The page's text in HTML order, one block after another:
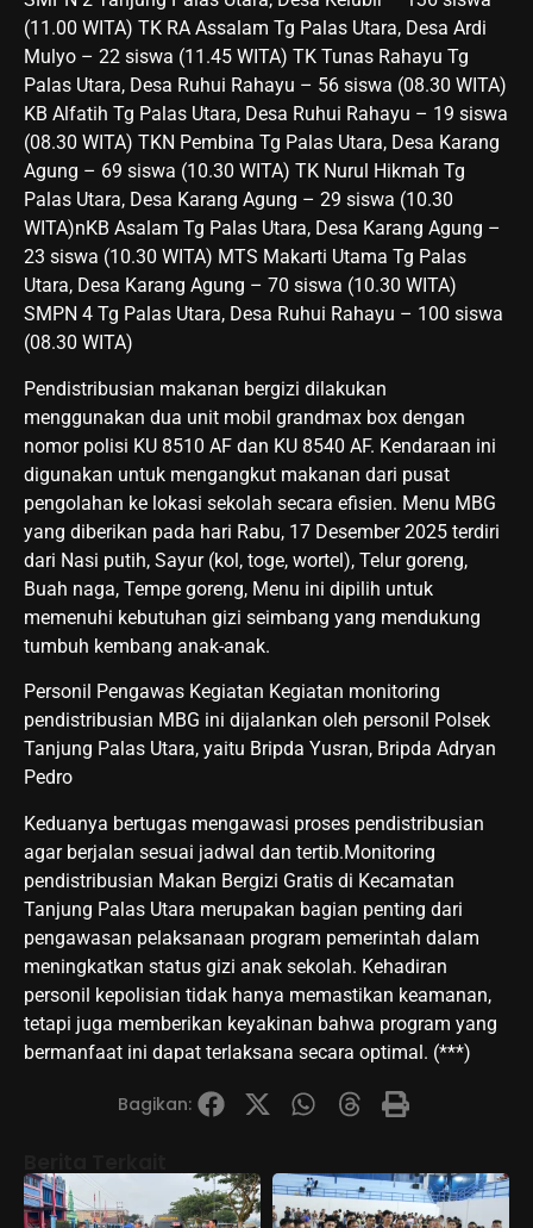
(11.00 WITA) TK RA Assalam Tg Palas Utara, Desa Ardi
Mulyo – 22 siswa (11.45 WITA) TK Tunas Rahayu Tg
Palas Utara, Desa Ruhui Rahayu – 56 siswa (08.30 WITA)
KB Alfatih Tg Palas Utara, Desa Ruhui Rahayu – 19 siswa
(08.30 WITA) TKN Pembina Tg Palas Utara, Desa Karang
Agung – 69 siswa (10.30 WITA) TK Nurul Hikmah Tg
Palas Utara, Desa Karang Agung – 29 siswa (10.30
WITA)nKB Asalam Tg Palas Utara, Desa Karang Agung –
23 siswa (10.30 WITA) MTS Makarti Utama Tg Palas
Utara, Desa Karang Agung – 70 siswa (10.30 WITA)
SMPN 4 Tg Palas Utara, Desa Ruhui Rahayu – 100 siswa
(08.30 WITA)
Pendistribusian makanan bergizi dilakukan
menggunakan dua unit mobil grandmax box dengan
nomor polisi KU 8510 AF dan KU 8540 AF. Kendaraan ini
digunakan untuk mengangkut makanan dari pusat
pengolahan ke lokasi sekolah secara efisien. Menu MBG
yang diberikan pada hari Rabu, 17 Desember 2025 terdiri
dari Nasi putih, Sayur (kol, toge, wortel), Telur goreng,
Buah naga, Tempe goreng, Menu ini dipilih untuk
memenuhi kebutuhan gizi seimbang yang mendukung
tumbuh kembang anak-anak.
Personil Pengawas Kegiatan Kegiatan monitoring
pendistribusian MBG ini dijalankan oleh personil Polsek
Tanjung Palas Utara, yaitu Bripda Yusran, Bripda Adryan
Pedro
Keduanya bertugas mengawasi proses pendistribusian
agar berjalan sesuai jadwal dan tertib.Monitoring
pendistribusian Makan Bergizi Gratis di Kecamatan
Tanjung Palas Utara merupakan bagian penting dari
pengawasan pelaksanaan program pemerintah dalam
meningkatkan status gizi anak sekolah. Kehadiran
personil kepolisian tidak hanya memastikan keamanan,
tetapi juga memberikan keyakinan bahwa program yang
bermanfaat ini dapat terlaksana secara optimal. (***)
Bagikan: